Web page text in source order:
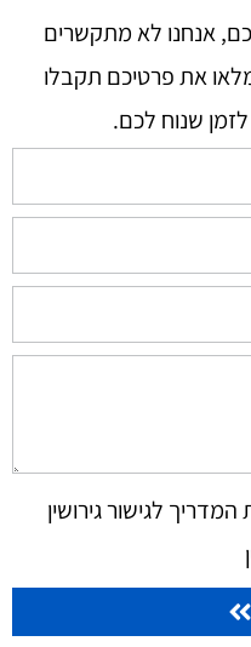
אנחנו לא מתקשרים
את פרטיכם תקבלו
שנוח לכם.​
לגישור גירושין